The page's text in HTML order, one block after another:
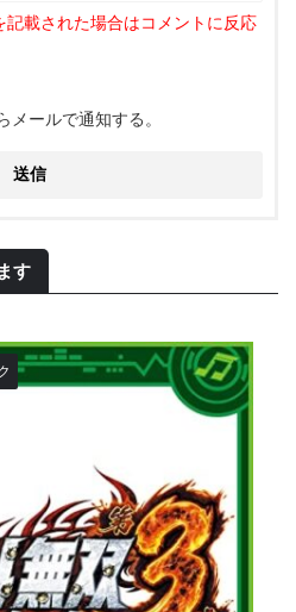
メールで通知する。
す